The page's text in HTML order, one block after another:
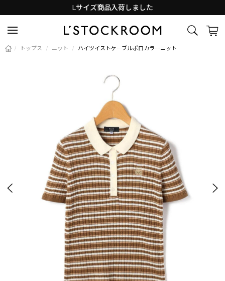
Lサイズ商品入荷しました
/ トップス / ニット / ハイツイストケーブルポロカラーニット